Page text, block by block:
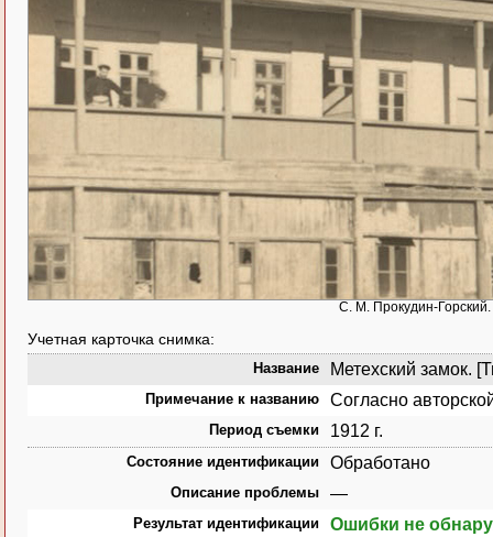
С. М. Прокудин-Горский.
Учетная карточка снимка:
Название Метехский замок.
Примечание к названию Согласно
Период съемки 1912 г.
Состояние идентификации Обработано
Описание проблемы —
Результат идентификации Ошибки не